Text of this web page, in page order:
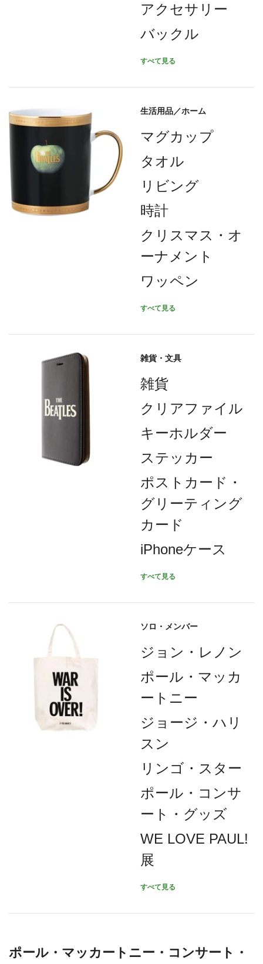
アクセサリー
バックル
すべて見る
生活用品／ホーム
マグカップ
タオル
リビング
時計
クリスマス・オ
ーナメント
ワッペン
すべて見る
雑貨・文具
雑貨
クリアファイル
キーホルダー
ステッカー
ポストカード・
グリーティング
カード
iPhoneケース
すべて見る
ソロ・メンバー
ジョン・レノン
ポール・マッカ
ートニー
ジョージ・ハリ
スン
リンゴ・スター
ポール・コンサ
ート・グッズ
WE LOVE PAUL!
展
すべて見る
ポール・マッカートニー・コンサート・